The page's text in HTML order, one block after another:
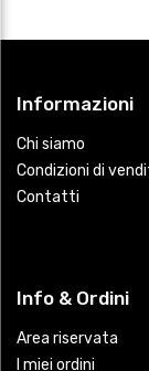
Informazioni
Chi siamo
Condizioni di
Contatti
Info & Ordini
Area riservata
I miei ordini